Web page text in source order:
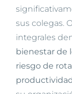
sus colegas.
integrales
bienestar de
riesgo de